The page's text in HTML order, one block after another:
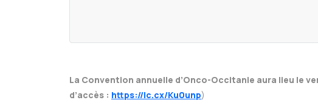
La Convention annuelle d’Onco-Occitanie aura lieu le
d’accès : https://lc.cx/Ku0unp)